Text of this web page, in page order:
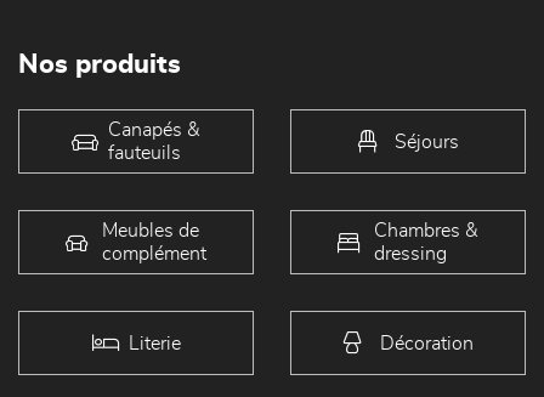
Nos produits
Canapés &
fauteuils
Séjours
Meubles de
complément
Chambres &
dressing
Literie Décoration